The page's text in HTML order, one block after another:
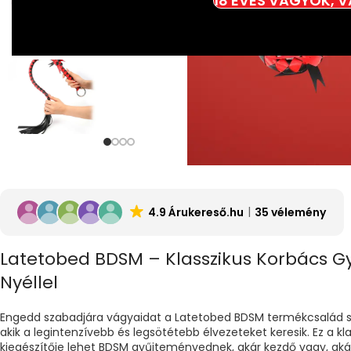
4.9 Árukereső.hu 35 vélemény
Latetobed BDSM – Klasszikus Korbács
Nyéllel
Engedd szabadjára vágyaidat a Latetobed BDSM termékcsalád
akik a legintenzívebb és legsötétebb élvezeteket keresik. Ez a
kiegészítője lehet BDSM gyűjteményednek, akár kezdő vagy,